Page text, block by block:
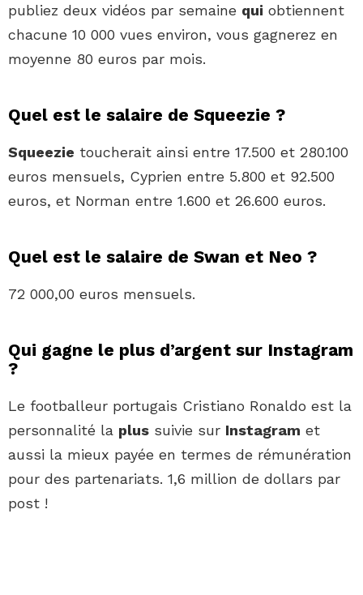
publiez deux vidéos par semaine qui obtiennent
chacune 10 000 vues environ, vous gagnerez en
moyenne 80 euros par mois.
Quel est le salaire de Squeezie ?
Squeezie toucherait ainsi entre 17.500 et 280.100
euros mensuels, Cyprien entre 5.800 et 92.500
euros, et Norman entre 1.600 et 26.600 euros.
Quel est le salaire de Swan et Neo ?
72 000,00 euros mensuels.
Qui gagne le plus d’argent sur Instagram
?
Le footballeur portugais Cristiano Ronaldo est la
personnalité la plus suivie sur Instagram et
aussi la mieux payée en termes de rémunération
pour des partenariats. 1,6 million de dollars par
post !